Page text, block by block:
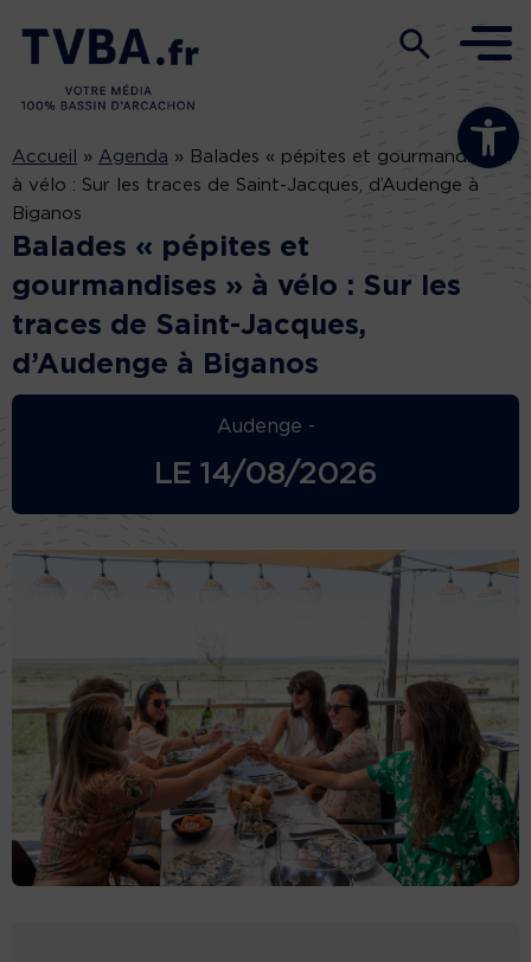
Ouvrir la
Accueil » Agenda » Balades « pépites et gourmandises »
à vélo : Sur les traces de Saint-Jacques, d’Audenge à
Biganos
Balades « pépites et
gourmandises » à vélo : Sur les
traces de Saint-Jacques,
d’Audenge à Biganos
Audenge -
LE 14/08/2026